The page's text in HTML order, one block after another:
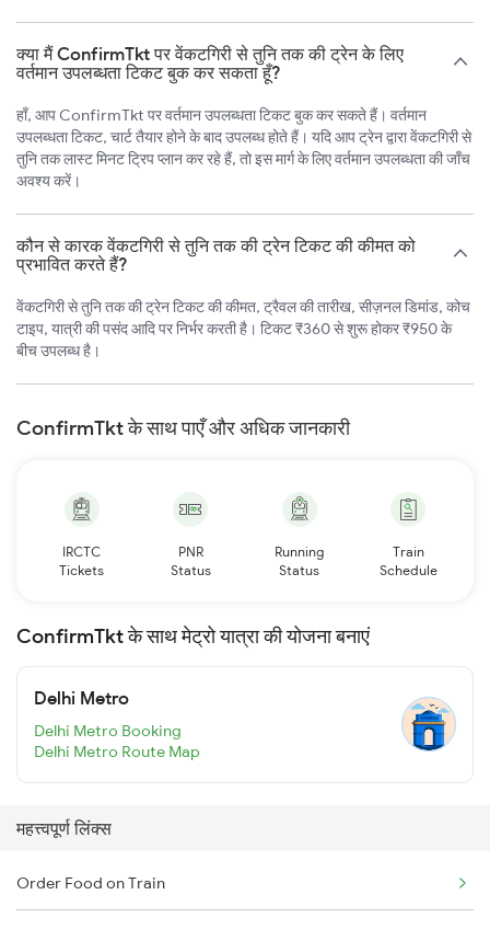
क्या मैं ConfirmTkt पर वेंकटगिरी से तुनि तक की ट्रेन के लिए
वर्तमान उपलब्धता टिकट बुक कर सकता हूँ?
हाँ, आप ConfirmTkt पर वर्तमान उपलब्धता टिकट बुक कर सकते हैं। वर्तमान
उपलब्धता टिकट, चार्ट तैयार होने के बाद उपलब्ध होते हैं। यदि आप ट्रेन द्वारा वेंकटगिरी से
तुनि तक लास्ट मिनट ट्रिप प्लान कर रहे हैं, तो इस मार्ग के लिए वर्तमान उपलब्धता की जाँच
अवश्य करें।
कौन से कारक वेंकटगिरी से तुनि तक की ट्रेन टिकट की कीमत को
प्रभावित करते हैं?
वेंकटगिरी से तुनि तक की ट्रेन टिकट की कीमत, ट्रैवल की तारीख, सीज़नल डिमांड, कोच
टाइप, यात्री की पसंद आदि पर निर्भर करती है। टिकट ₹360 से शुरू होकर ₹950 के
बीच उपलब्ध है।
ConfirmTkt के साथ पाएँ और अधिक जानकारी
IRCTC
Tickets
PNR
Status
Running
Status
Train
Schedule
ConfirmTkt के साथ मेट्रो यात्रा की योजना बनाएं
Delhi Metro
Delhi Metro Booking
Delhi Metro Route Map
महत्त्वपूर्ण लिंक्स
Order Food on Train